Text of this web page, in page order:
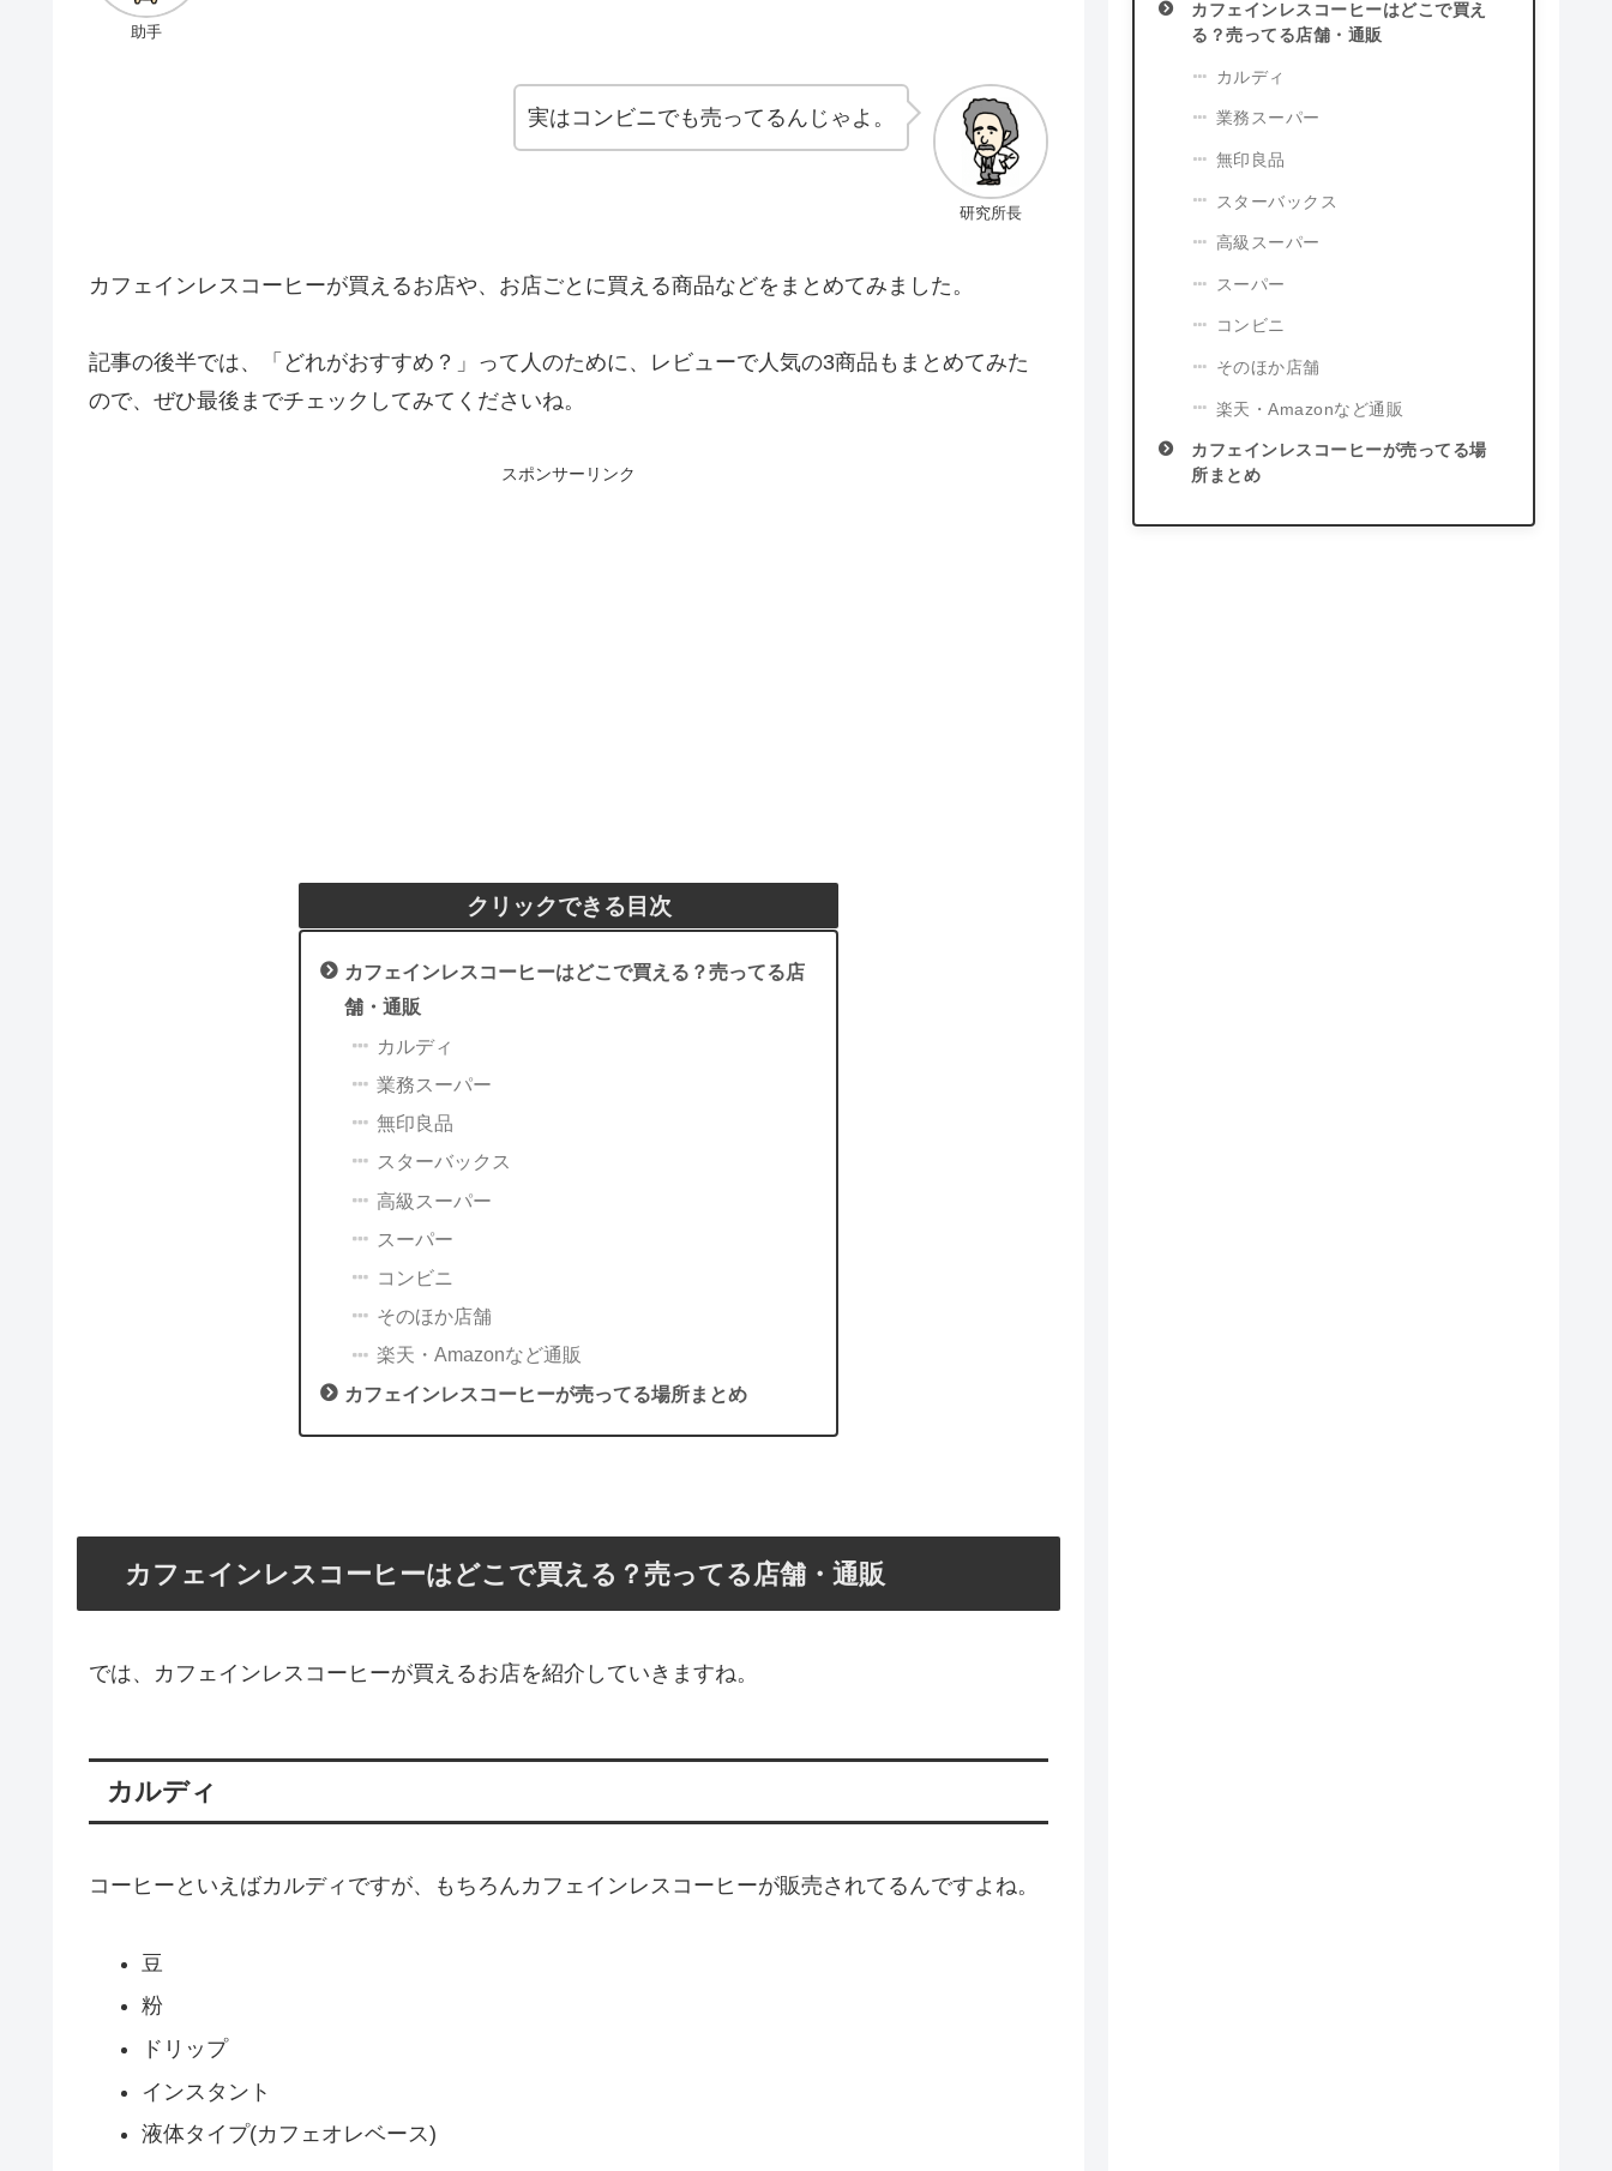
助手
研究所長
実はコンビニでも売ってるんじゃよ。
カフェインレスコーヒーが買えるお店や、お店ごとに買える商品などをまとめてみました。
記事の後半では、「どれがおすすめ？」って人のために、レビューで人気の3商品もまとめてみた
ので、ぜひ最後までチェックしてみてくださいね。
スポンサーリンク
クリックできる目次
カフェインレスコーヒーはどこで買える？売ってる店
舗・通販
カルディ
業務スーパー
無印良品
スターバックス
高級スーパー
スーパー
コンビニ
そのほか店舗
楽天・Amazonなど通販
カフェインレスコーヒーが売ってる場所まとめ
カフェインレスコーヒーはどこで買える？売ってる店舗・通販
では、カフェインレスコーヒーが買えるお店を紹介していきますね。
カルディ
コーヒーといえばカルディですが、もちろんカフェインレスコーヒーが販売されてるんですよね。
豆
粉
ドリップ
インスタント
液体タイプ(カフェオレベース)
カフェインレスコーヒーはどこで買え
る？売ってる店舗・通販
カルディ
業務スーパー
無印良品
スターバックス
高級スーパー
スーパー
コンビニ
そのほか店舗
楽天・Amazonなど通販
カフェインレスコーヒーが売ってる場
所まとめ